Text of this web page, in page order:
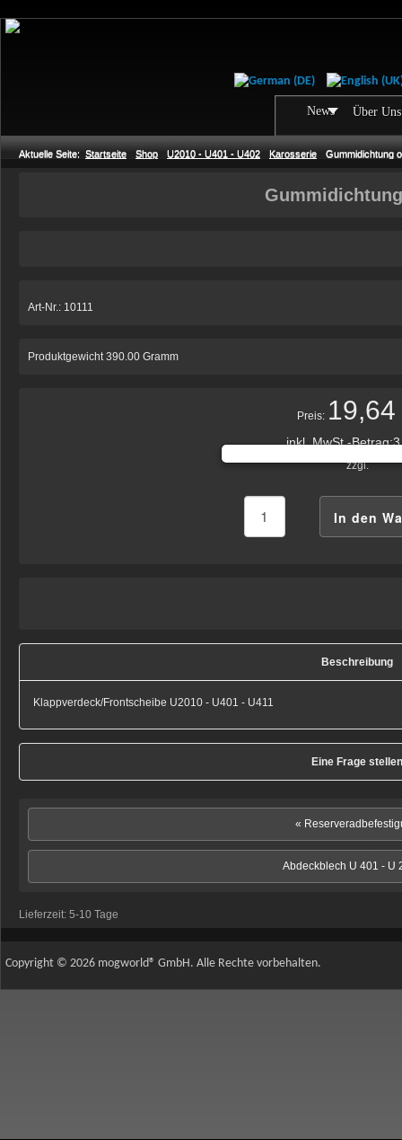
News Über Uns
Aktuelle Seite: Startseite Shop U2010 - U401 - U402 Karosserie Gummidichtung
Art-Nr.: 10111
Produktgewicht 390.00 Gramm
Preis: 19,64
inkl. MwSt.-Betrag:
zzgl.
Beschreibung
Klappverdeck/Frontscheibe U2010 - U401 - U411
Eine Frage
«
Abdeckblech U 401 - U
Lieferzeit: 5-10 Tage
Copyright © 2026 mogworld® GmbH. Alle Rechte vorbehalten.